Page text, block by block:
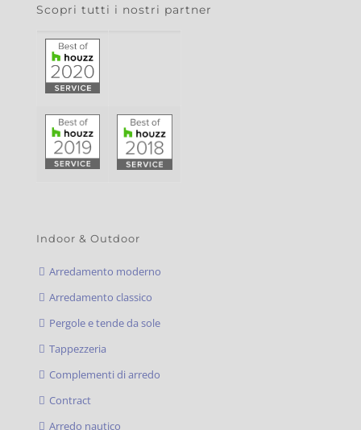
Scopri tutti i nostri partner
Indoor & Outdoor
Arredamento moderno
Arredamento classico
Pergole e tende da sole
Tappezzeria
Complementi di arredo
Contract
Arredo nautico